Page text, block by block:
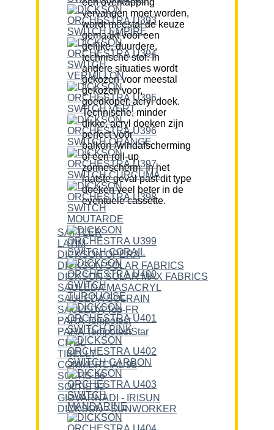
vervangen moet worden,
wordt meestal de keuze
gemaakt voor een
gelijke, duurdere,
technische stof. In
andere situaties wordt
gekozen voor meestal
gekozen voor,
goedkoper, acryl doek.
Technische, minder
dikke, acryl doeken zijn
perfect voor
balkon-/windafscherming
of een roll-up
zonnescherm. In het
laatste geval past dit type
doeken veel beter in de
eventuele cassette.
SATTLER
LATIM
DICKSON OPERA
DICKSON SOLAR FABRICS
DICKSON SOLAR MAX FABRICS
SAULEDA MASACRYL
SAULEDA SOLRAIN
SAULEDA Top-FR
PARA Tempotest
PARA TempotestStar
CITEL
TIBELLY
COMMERCIAL 95
SOLTIS 86
SOLTIS 92
GIOVARNADI - IRISUN
DICKSON - SUNWORKER